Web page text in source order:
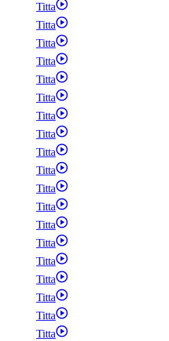
Titta
Titta
Titta
Titta
Titta
Titta
Titta
Titta
Titta
Titta
Titta
Titta
Titta
Titta
Titta
Titta
Titta
Titta
Titta